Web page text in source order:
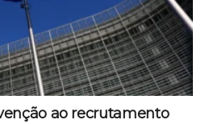
ao recrutamento